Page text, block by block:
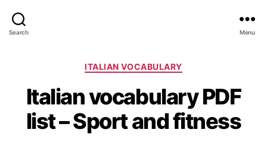
Search Menu
Categories
ITALIAN VOCABULARY
Italian vocabulary PDF
list – Sport and fitness